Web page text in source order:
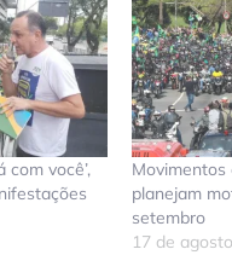
com você’,
planejam
setembro
17 de